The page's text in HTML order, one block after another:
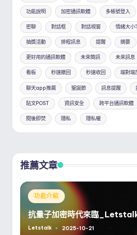
功能說明 加密通訊軟體 多帳號登入
密聊 對話框 對話視窗 情緒大小
抽獎活動 排程訊息 提醒 摘要
更好用的通訊軟體 未來簡訊 未來訊息
看板 秒速撤回 秒速收回 端對端
聊天app推薦 聖誕節 訊息提醒
貼文POST 資訊安全 跨平台通訊軟體
閱後即焚 隱私 隱私權
推薦文章
Posted
in
功能介紹
抗量子加密時代來臨
Posted
Letstalk 2025-10-21